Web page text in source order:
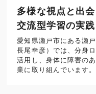
多様な視点と出
交流型学習の実践
愛知県瀬戸市にある瀬
長尾幸彦）では、分身
活用し、身体に障害の
業に取り組んでいます